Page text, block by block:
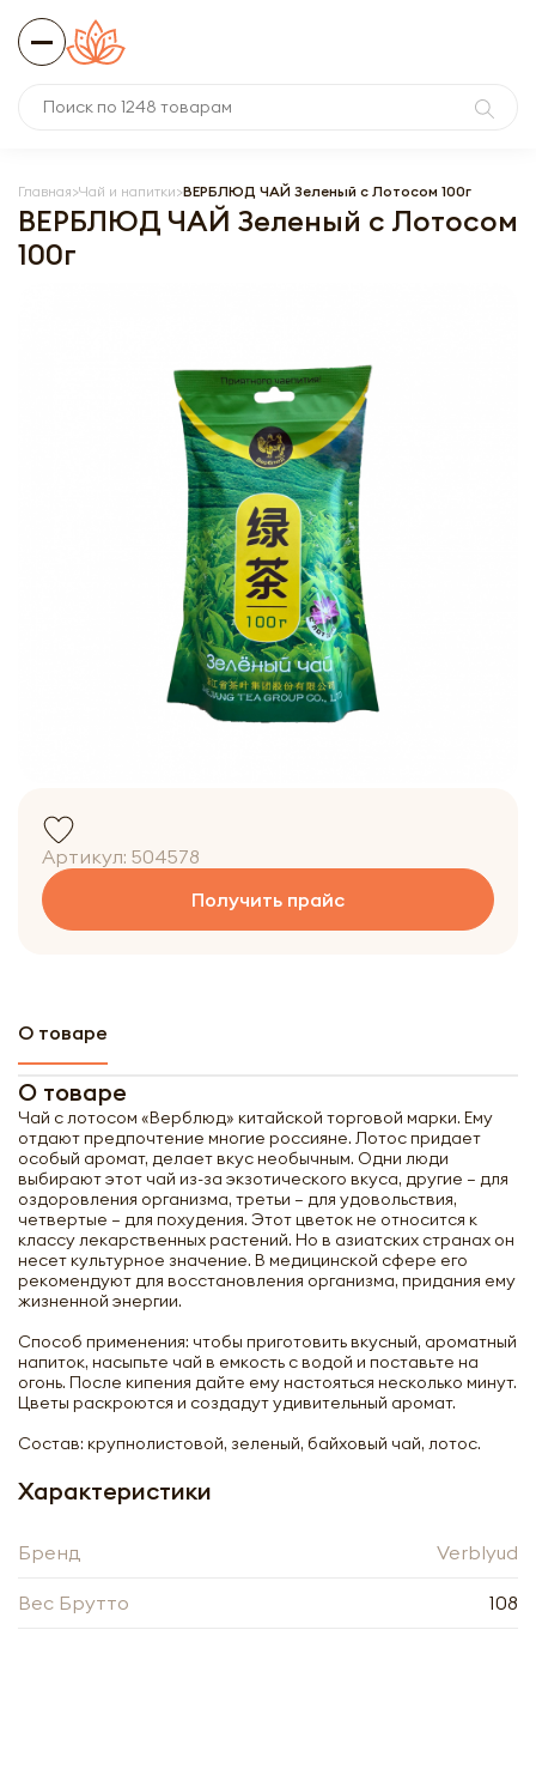
Главная Чай и напитки ВЕРБЛЮД ЧАЙ Зеленый с Лотосом 100г
ВЕРБЛЮД ЧАЙ Зеленый с Лотосом
100г
Артикул: 504578
Получить прайс
О товаре
О товаре
Чай с лотосом «Верблюд» китайской торговой марки. Ему
отдают предпочтение многие россияне. Лотос придает
особый аромат, делает вкус необычным. Одни люди
выбирают этот чай из-за экзотического вкуса, другие – для
оздоровления организма, третьи – для удовольствия,
четвертые – для похудения. Этот цветок не относится к
классу лекарственных растений. Но в азиатских странах он
несет культурное значение. В медицинской сфере его
рекомендуют для восстановления организма, придания ему
жизненной энергии.
Способ применения: чтобы приготовить вкусный, ароматный
напиток, насыпьте чай в емкость с водой и поставьте на
огонь. После кипения дайте ему настояться несколько минут.
Цветы раскроются и создадут удивительный аромат.
Состав: крупнолистовой, зеленый, байховый чай, лотос.
Характеристики
Бренд Verblyud
Вес Брутто 108